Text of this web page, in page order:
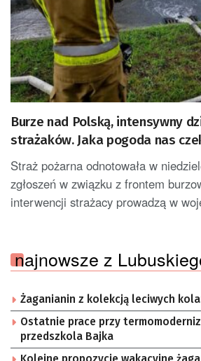
Burze nad Polską, intensywny
strażaków. Jaka pogoda nas
[AKTUALIZACJA]
Straż pożarna odnotowała w
zgłoszeń w związku z frontem
interwencji strażacy prowadzą w
najnowsze z
Żaganianin z kolekcją leciwych
Ostatnie prace przy
przedszkola Bajka